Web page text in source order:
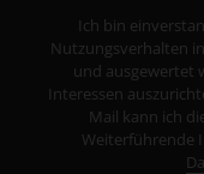
Ich bin
Nutzungsverhalten
und ausgewertet
Interessen
Mail kann ich
Weiterführende